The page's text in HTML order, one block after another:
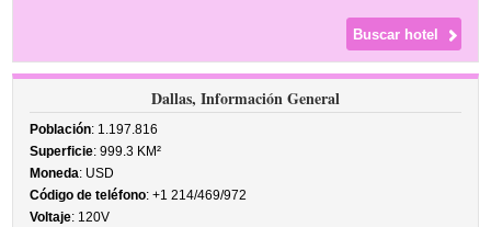
Dallas, Información General
Población: 1.197.816
Superficie: 999.3 KM²
Moneda: USD
Código de teléfono: +1 214/469/972
Voltaje: 120V